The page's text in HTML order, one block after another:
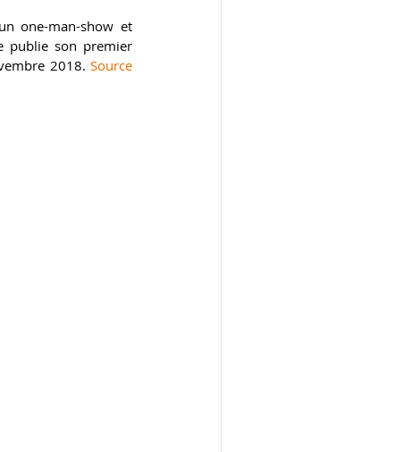
one-man-show et
publie son premier
2018. Source